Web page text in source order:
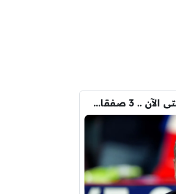
سوق انتقالات برشلونة حتى الآن .. 3 صفقات و 5 راحلين